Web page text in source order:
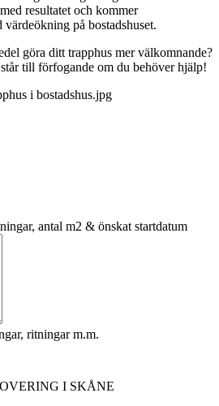
resultatet och kommer
på bostadshuset.
göra ditt trapphus mer välkomnande?
till förfogande om du behöver hjälp!
antal m2 & önskat startdatum
ritningar m.m.
I SKÅNE